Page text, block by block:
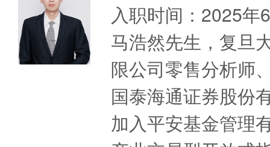
入职时间：2025年
马浩然先生，复旦
限公司零售分析师
国泰海通证券股份
加入平安基金管理